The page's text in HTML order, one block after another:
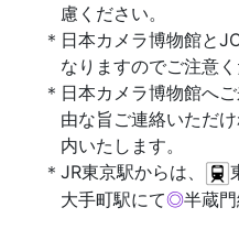
慮ください。
日本カメラ博物館と
なりますのでご注意く
日本カメラ博物館へ
由な旨ご連絡いただ
内いたします。
JR東京駅からは、
大手町駅にて◎半蔵